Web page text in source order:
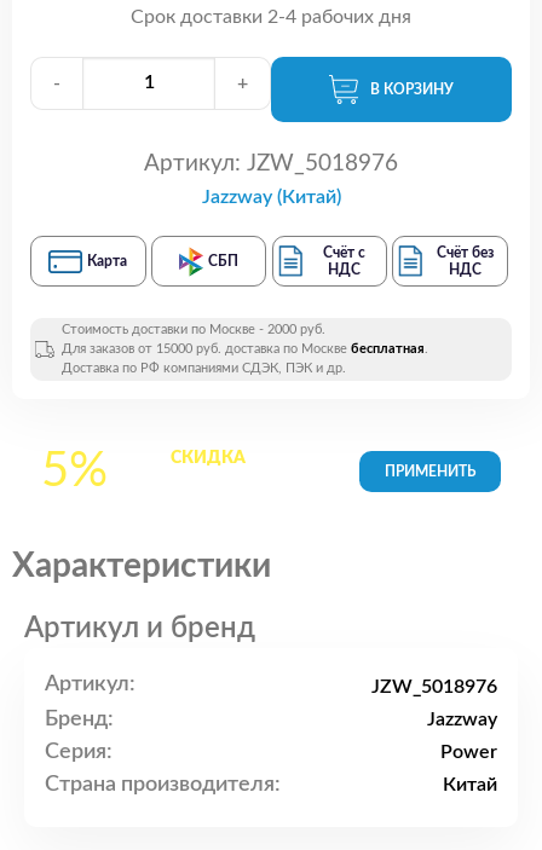
Срок доставки 2-4 рабочих дня
- + В КОРЗИНУ
Артикул: JZW_5018976
Jazzway (Китай)
Карта СБП
Счёт с
НДС
Счёт без
НДС
Стоимость доставки по Москве - 2000 руб.
Для заказов от 15000 руб. доставка по Москве бесплатная.
Доставка по РФ компаниями СДЭК, ПЭК и др.
5% СКИДКАна все
Характеристики
Артикул и бренд
Артикул: JZW_5018976
Бренд: Jazzway
Серия: Power
Страна производителя: Китай